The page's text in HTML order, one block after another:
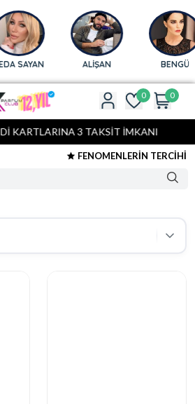
SAYAN ALİŞAN BENGÜ
0 0
KARTLARINA 3 TAKSİT İMKANI
FENOMENLERİN TERCİHİ